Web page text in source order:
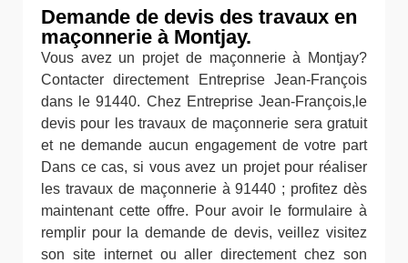
Demande de devis des travaux en
maçonnerie à Montjay.
Vous avez un projet de maçonnerie à Montjay?
Contacter directement Entreprise Jean-François
dans le 91440. Chez Entreprise Jean-François,le
devis pour les travaux de maçonnerie sera gratuit
et ne demande aucun engagement de votre part
Dans ce cas, si vous avez un projet pour réaliser
les travaux de maçonnerie à 91440 ; profitez dès
maintenant cette offre. Pour avoir le formulaire à
remplir pour la demande de devis, veillez visitez
son site internet ou aller directement chez son